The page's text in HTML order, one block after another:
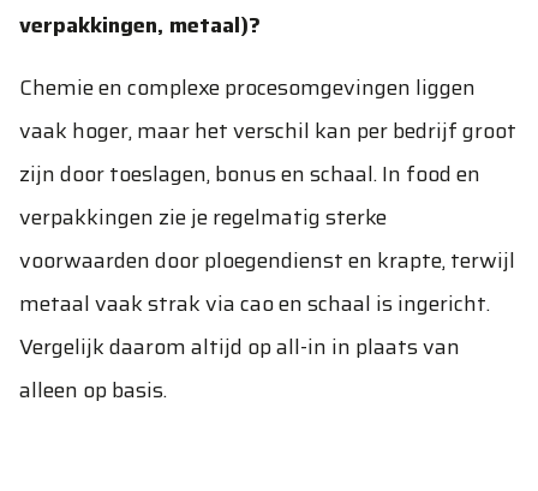
verpakkingen, metaal)?
Chemie en complexe procesomgevingen liggen
vaak hoger, maar het verschil kan per bedrijf groot
zijn door toeslagen, bonus en schaal. In food en
verpakkingen zie je regelmatig sterke
voorwaarden door ploegendienst en krapte, terwijl
metaal vaak strak via cao en schaal is ingericht.
Vergelijk daarom altijd op all-in in plaats van
alleen op basis.